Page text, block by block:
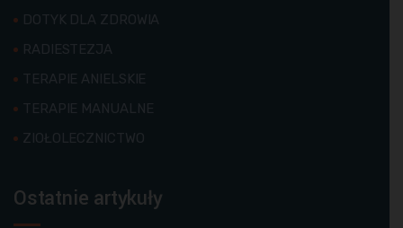
DOTYK DLA ZDROWIA
RADIESTEZJA
TERAPIE ANIELSKIE
TERAPIE MANUALNE
ZIOŁOLECZNICTWO
Ostatnie artykuły